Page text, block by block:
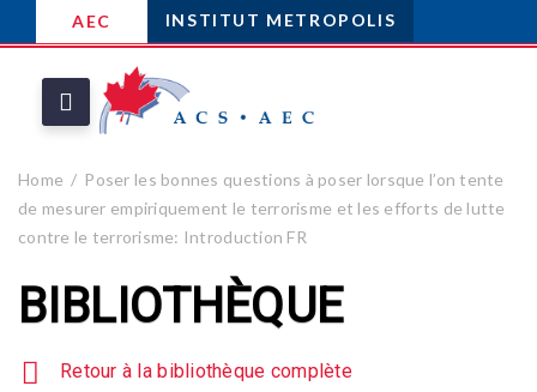
AEC INSTITUT METROPOLIS
Home
Poser les bonnes questions à poser lorsque l’on tente
de mesurer empiriquement le terrorisme et les efforts de lutte
contre le terrorisme: Introduction FR
BIBLIOTHÈQUE
Retour à la bibliothèque complète